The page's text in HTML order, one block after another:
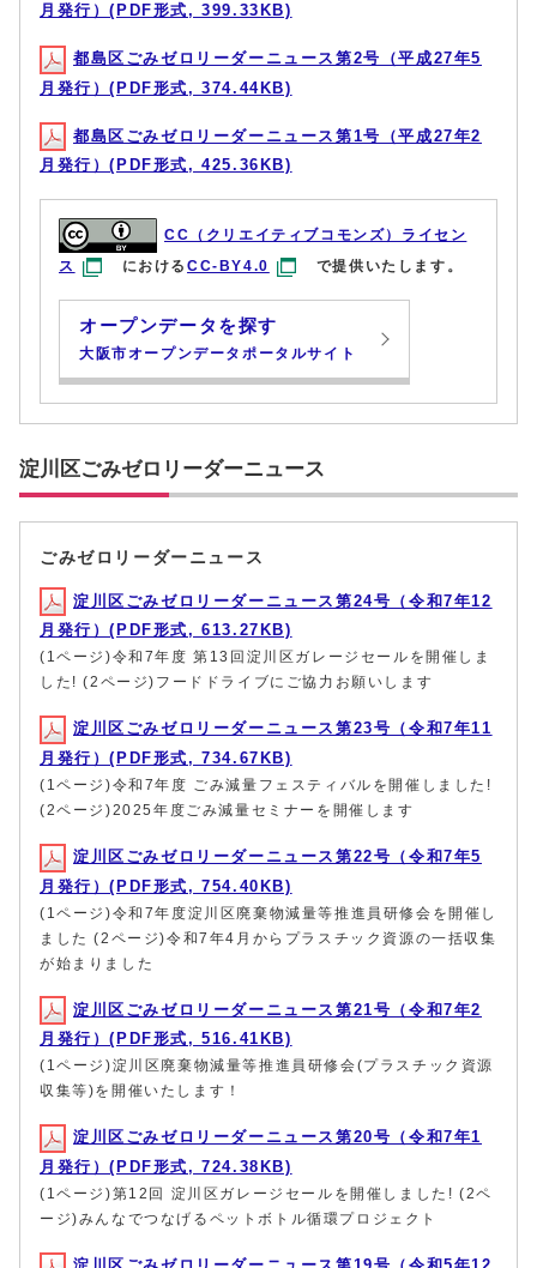
月発行）(PDF形式, 399.33KB)
都島区ごみゼロリーダーニュース第2号（平成27年5
月発行）(PDF形式, 374.44KB)
都島区ごみゼロリーダーニュース第1号（平成27年2
月発行）(PDF形式, 425.36KB)
CC（クリエイティブコモンズ）ライセン
ス
におけるCC-BY4.0 で提供いたします。
オープンデータを探す
大阪市オープンデータポータルサイト
淀川区ごみゼロリーダーニュース
ごみゼロリーダーニュース
淀川区ごみゼロリーダーニュース第24号（令和7年12
月発行）(PDF形式, 613.27KB)
(1ページ)令和7年度 第13回淀川区ガレージセールを開催しま
した! (2ページ)フードドライブにご協力お願いします
淀川区ごみゼロリーダーニュース第23号（令和7年11
月発行）(PDF形式, 734.67KB)
(1ページ)令和7年度 ごみ減量フェスティバルを開催しました!
(2ページ)2025年度ごみ減量セミナーを開催します
淀川区ごみゼロリーダーニュース第22号（令和7年5
月発行）(PDF形式, 754.40KB)
(1ページ)令和7年度淀川区廃棄物減量等推進員研修会を開催し
ました (2ページ)令和7年4月からプラスチック資源の一括収集
が始まりました
淀川区ごみゼロリーダーニュース第21号（令和7年2
月発行）(PDF形式, 516.41KB)
(1ページ)淀川区廃棄物減量等推進員研修会(プラスチック資源
収集等)を開催いたします！
淀川区ごみゼロリーダーニュース第20号（令和7年1
月発行）(PDF形式, 724.38KB)
(1ページ)第12回 淀川区ガレージセールを開催しました! (2ペ
ージ)みんなでつなげるペットボトル循環プロジェクト